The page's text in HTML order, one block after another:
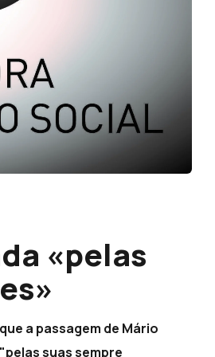
«pelas
a passagem de Mário
suas sempre